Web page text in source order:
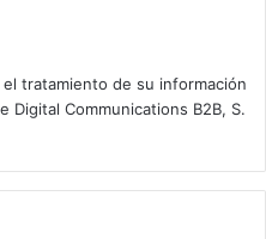
tratamiento de su información
Digital Communications B2B, S.